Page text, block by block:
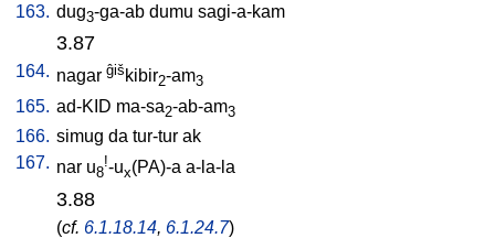
163. dug3-ga-ab dumu sagi-a-kam
3.87
164. nagar ĝiš kibir2-am3
165. ad-KID ma-sa2-ab-am3
166. simug da tur-tur ak
167. nar u8
!-ux(PA)-a a-la-la
3.88
(cf. 6.1.18.14, 6.1.24.7)